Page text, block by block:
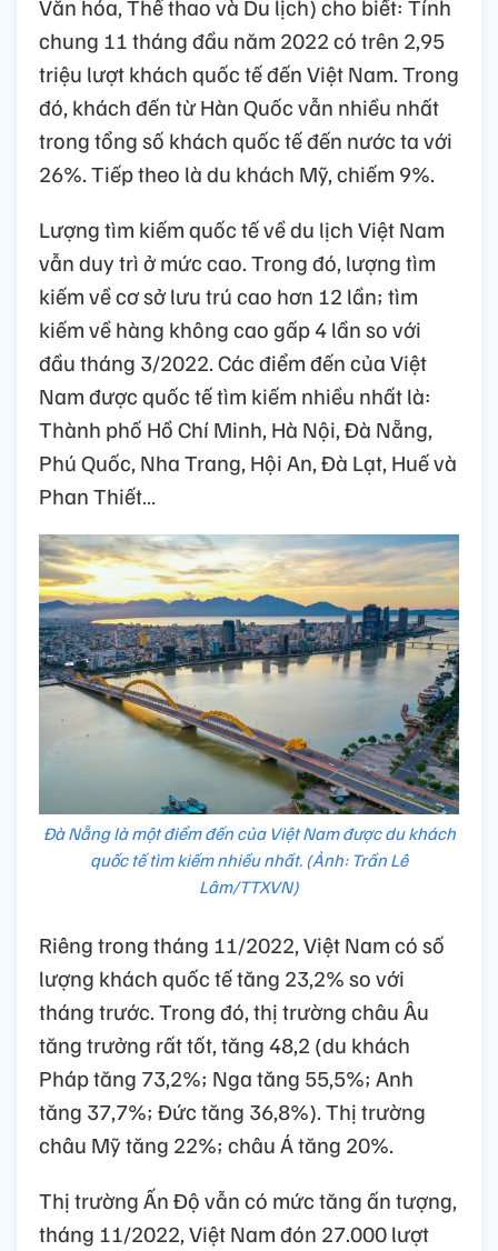
Văn hóa, Thể thao và Du lịch) cho biết: Tính
chung 11 tháng đầu năm 2022 có trên 2,95
triệu lượt khách quốc tế đến Việt Nam. Trong
đó, khách đến từ Hàn Quốc vẫn nhiều nhất
trong tổng số khách quốc tế đến nước ta với
26%. Tiếp theo là du khách Mỹ, chiếm 9%.
Lượng tìm kiếm quốc tế về du lịch Việt Nam
vẫn duy trì ở mức cao. Trong đó, lượng tìm
kiếm về cơ sở lưu trú cao hơn 12 lần; tìm
kiếm về hàng không cao gấp 4 lần so với
đầu tháng 3/2022. Các điểm đến của Việt
Nam được quốc tế tìm kiếm nhiều nhất là:
Thành phố Hồ Chí Minh, Hà Nội, Đà Nẵng,
Phú Quốc, Nha Trang, Hội An, Đà Lạt, Huế và
Phan Thiết…
Đà Nẵng là một điểm đến của Việt Nam được du khách
quốc tế tìm kiếm nhiều nhất. (Ảnh: Trần Lê
Lâm/TTXVN)
Riêng trong tháng 11/2022, Việt Nam có số
lượng khách quốc tế tăng 23,2% so với
tháng trước. Trong đó, thị trường châu Âu
tăng trưởng rất tốt, tăng 48,2 (du khách
Pháp tăng 73,2%; Nga tăng 55,5%; Anh
tăng 37,7%; Đức tăng 36,8%). Thị trường
châu Mỹ tăng 22%; châu Á tăng 20%.
Thị trường Ấn Độ vẫn có mức tăng ấn tượng,
tháng 11/2022, Việt Nam đón 27.000 lượt